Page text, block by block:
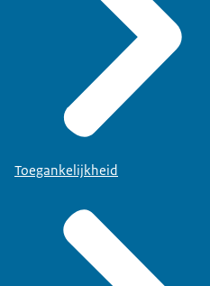
Toegankelijkheid